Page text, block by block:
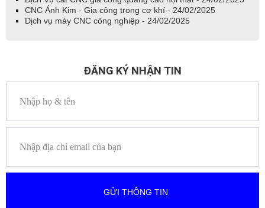
CNC Ánh Kim - Gia công trong cơ khí - 24/02/2025
Dịch vụ máy CNC công nghiệp - 24/02/2025
ĐĂNG KÝ NHẬN TIN